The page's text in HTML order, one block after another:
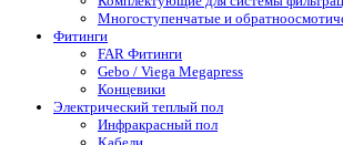
Многоступенчатые и
Фитинги
FAR Фитинги
Gebo / Viega Megapress
Концевики
Электрический теплый пол
Инфракрасный пол